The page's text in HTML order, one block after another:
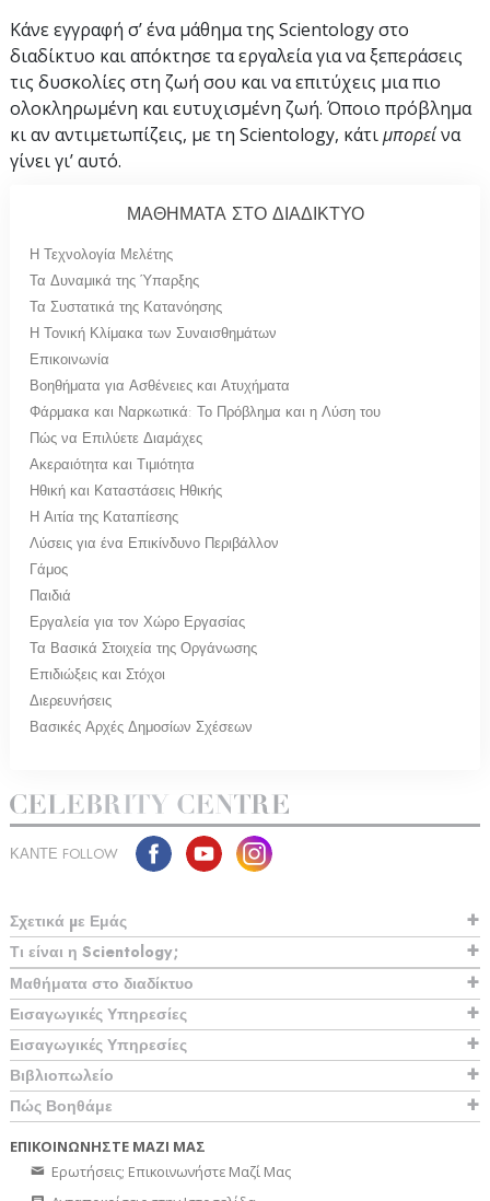
Κάνε εγγραφή σ’ ένα μάθημα της Scientology στο
διαδίκτυο και απόκτησε τα εργαλεία για να ξεπεράσεις
τις δυσκολίες στη ζωή σου και να επιτύχεις μια πιο
ολοκληρωμένη και ευτυχισμένη ζωή. Όποιο πρόβλημα
κι αν αντιμετωπίζεις, με τη Scientology, κάτιμπορείνα
γίνει γι’ αυτό.
ΜΑΘΗΜΑΤΑ ΣΤΟ ΔΙΑΔΙΚΤΥΟ
Η Τεχνολογία Μελέτης
Τα Δυναμικά της Ύπαρξης
Τα Συστατικά της Κατανόησης
Η Τονική Κλίμακα των Συναισθημάτων
Επικοινωνία
Βοηθήματα για Ασθένειες και Ατυχήματα
Φάρμακα και Ναρκωτικά: Το Πρόβλημα και η Λύση του
Πώς να Επιλύετε Διαμάχες
Ακεραιότητα και Τιμιότητα
Ηθική και Καταστάσεις Ηθικής
Η Αιτία της Καταπίεσης
Λύσεις για ένα Επικίνδυνο Περιβάλλον
Γάμος
Παιδιά
Εργαλεία για τον Χώρο Εργασίας
Τα Βασικά Στοιχεία της Οργάνωσης
Επιδιώξεις και Στόχοι
Διερευνήσεις
Βασικές Αρχές Δημοσίων Σχέσεων
ΚΑΝΤΕ FOLLOW
Σχετικά µε Εμάς
Τι είναι η Scientology;
Μαθήματα στο διαδίκτυο
Εισαγωγικές Υπηρεσίες
Εισαγωγικές Υπηρεσίες
Βιβλιοπωλείο
Πώς Βοηθάμε
ΕΠΙΚΟΙΝΩΝΗΣΤΕ ΜΑΖΙ ΜΑΣ
Ερωτήσεις; Επικοινωνήστε Μαζί Μας